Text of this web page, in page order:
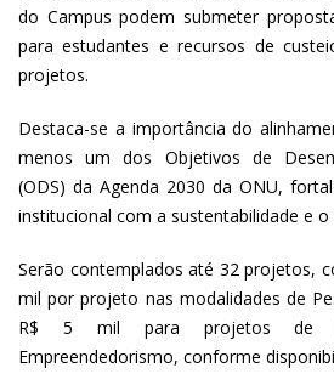
do Campus podem submeter
para estudantes e recursos de
projetos.
Destaca-se a importância do
menos um dos Objetivos de
(ODS) da Agenda 2030 da ONU,
institucional com a sustentabilidade e
Serão contemplados até 32 projetos,
mil por projeto nas modalidades de
R$ 5 mil para projetos de
Empreendedorismo, conforme